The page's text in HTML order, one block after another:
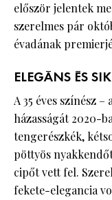
először jelentek
szerelmes pár
évadának
ELEGÁNS ÉS
A 35 éves színész –
házasságát 2020-
tengerészkék,
pöttyös
cipőt vett fel.
fekete-elegancia